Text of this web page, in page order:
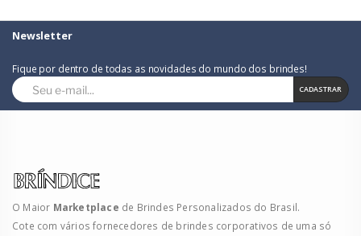
Newsletter
Fique por dentro de todas as novidades do mundo dos brindes!
CADASTRAR
O Maior Marketplace de Brindes Personalizados do Brasil.
Cote com vários fornecedores de brindes corporativos de uma só